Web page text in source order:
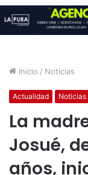
Inicio / Noticias
Actualidad Noticias
La
Josué,
años,